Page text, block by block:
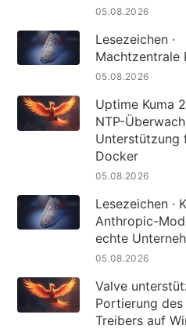
05.08.2026
Lesezeichen ·
Machtzentrale
05.08.2026
Uptime Kuma
NTP-
Unterstützung
Docker
05.08.2026
Lesezeichen ·
Anthropic-
echte
05.08.2026
Valve
Portierung des
Treibers auf